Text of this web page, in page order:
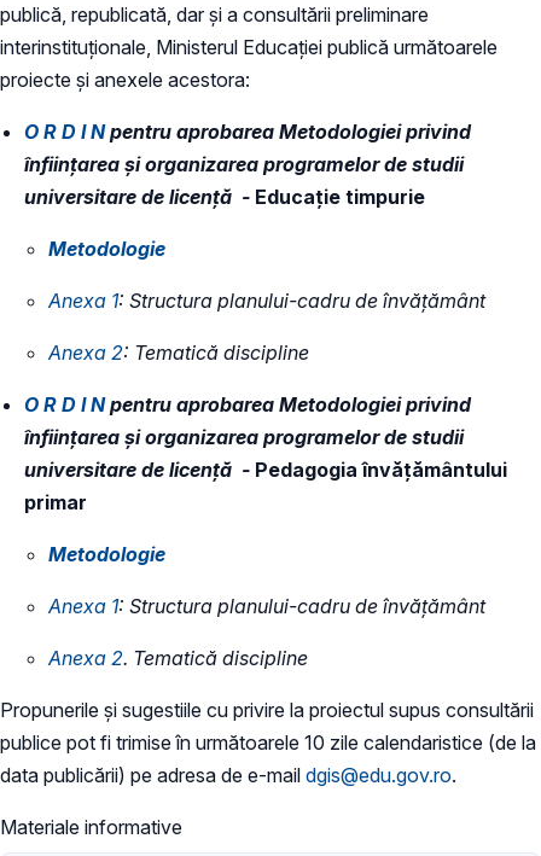
publică, republicată, dar și a consultării preliminare
interinstituționale, Ministerul Educaţiei publică următoarele
proiecte și anexele acestora:
O R D I Npentru aprobarea Metodologiei privind
înființarea și organizarea programelor de studii
universitare de licență - Educație timpurie
​​Metodologie
Anexa 1: Structura planului-cadru de învățământ
Anexa 2: Tematică discipline
​O R D I Npentru aprobarea Metodologiei privind
înființarea și organizarea programelor de studii
universitare de licență - Pedagogia învățământului
primar
Metodologie
Anexa 1: Structura planului-cadru de învățământ
Anexa 2. Tematică discipline
Propunerile și sugestiile cu privire la proiectul supus consultării
publice pot fi trimise în următoarele 10 zile calendaristice (de la
data publicării) pe adresa de e-mail dgis@edu.gov.ro.
Materiale informative